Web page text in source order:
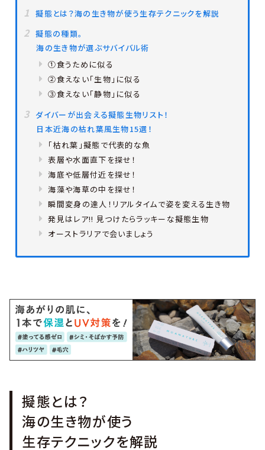
擬態とは？海の生き物が使う生存テクニックを解説
擬態の種類。
海の生き物が選ぶサバイバル術
①食うために似る
②食えない「生物」に似る
③食えない「静物」に似る
ダイバーが出会える擬態生物リスト！
日本近海の枯れ葉風生物15選！
「枯れ葉」擬態で代表的な魚
表層や水面直下を探せ！
海底や低層付近を探せ！
海藻や海草の中を探せ！
瞬間変身の達人！リアルタイムで姿を変える生き物
発見はレア!! 見つけたらラッキーな擬態生物
オーストラリアで会いましょう
擬態とは？
海の生き物が使う
生存テクニックを解説